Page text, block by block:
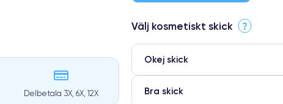
Delbetala 3X, 6X, 12X
Välj kosmetiskt skick ?
Okej skick
Bra skick